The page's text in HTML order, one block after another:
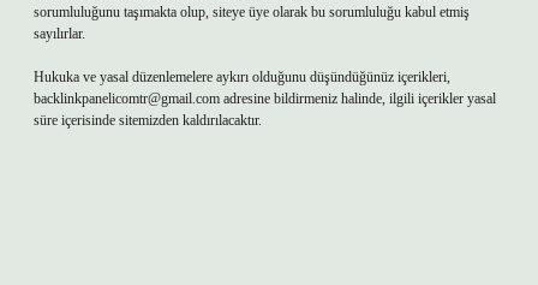
sorumluluğunu taşımakta olup, siteye üye olarak bu sorumluluğu kabul etmiş
sayılırlar.
Hukuka ve yasal düzenlemelere aykırı olduğunu düşündüğünüz içerikleri,
backlinkpanelicomtr@gmail.com adresine bildirmeniz halinde, ilgili içerikler yasal
süre içerisinde sitemizden kaldırılacaktır.